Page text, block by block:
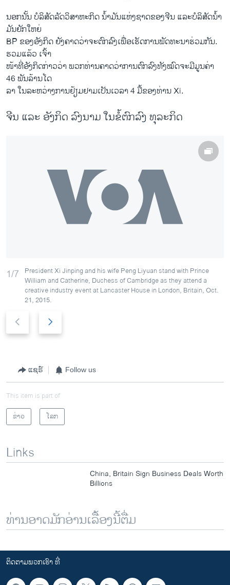
ນອກນັ້ນ ບໍລິສັດລັດວິສາຫະກິດ ນ້ຳມັນແຫ່ງຊາດຂອງຈີນ ແລະບໍລິສັດນ້ຳ
ມັນຍັກໃຫຍ່
BP ຂອງອັງກິດ ຍັງຄາດວ່າຈະຕົກລົງເພື່ອເຮັດການພັດທະນາຮ່ວມກັນ.
ຮວມແລ້ວ ເຈົ້າ
ໜ້າທີ່ອັງກິດກ່າວວ່າ ພວກທ່ານຄາດວ່າການຕົກລົງທັງໝົດຈະມີມູນຄ່າ
46 ພັນລ້ານໂດ
ລາ ໃນລະຫວ່າງການຢ້ຽມຢາມເປັນເວລາ 4 ມື້ຂອງທ່ານ Xi.
ຈີນ ແລະ ອັງກິດ ລົງນາມ ໃນຂໍ້ຕົກລົງ ທຸລະກິດ
1/7 President Xi Jinping and his wife Peng Liyuan stand with Prince
William and Catherine, Duchess of Cambridge as they attend a
creative industry event at Lancaster House in London, Britain, Oct.
21, 2015.
e
u
s
l
d
e
x
s
d
ແຊຣ໌ Follow us
This item is part of
ຂ່າວ
ໂລກ
Links
China, Britain Sign Business Deals Worth
Billions
ທ່ານອາດມັກອ່ານເລື້ອງນີ້ຕື່ມ
ຕິດຕາມພວກເຮົາ ທີ່